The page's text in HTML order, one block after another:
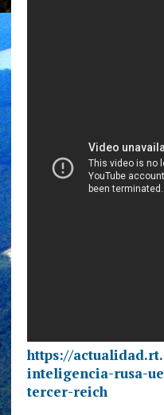
https://
inteligencia-rusa-
tercer-reich